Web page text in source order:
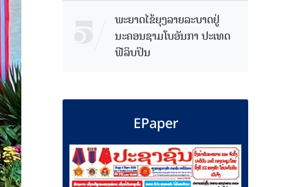
ພະຍາດໄຂ້ຍຸງລາຍລະບາດຢູ່
ນະຄອນຊາມໂບ​ອັນກາ ປະເທດ
ຟີລິບປິນ
EPaper